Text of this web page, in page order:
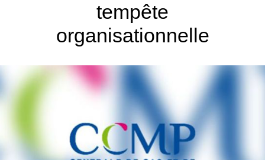
tempête
organisationnelle